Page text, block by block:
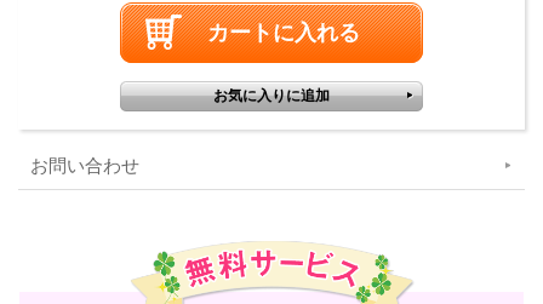
お問い合わせ